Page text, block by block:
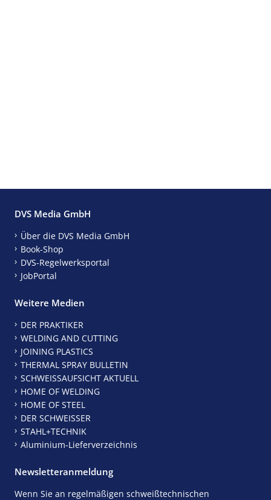
DVS Media GmbH
Über die DVS Media GmbH
Book-Shop
DVS-Regelwerksportal
JobPortal
Weitere Medien
DER PRAKTIKER
WELDING AND CUTTING
JOINING PLASTICS
THERMAL SPRAY BULLETIN
SCHWEISSAUFSICHT AKTUELL
HOME OF WELDING
HOME OF STEEL
DER SCHWEISSER
STAHL+TECHNIK
Aluminium-Lieferverzeichnis
Newsletteranmeldung
Wenn Sie an regelmäßigen schweißtechnischen